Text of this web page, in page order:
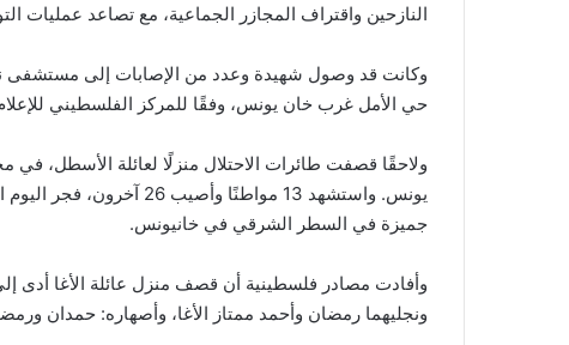
النازحين واقتراف المجازر الجماعية، مع تصاعد
وكانت قد وصول شهيدة وعدد من الإصابات إلى مستشفى
حي الأمل غرب خان يونس، وفقًا للمركز الفلسطيني
ولاحقًا قصفت طائرات الاحتلال منزلًا لعائلة الأسطل،
يونس. واستشهد 13 مواطنًا
جميزة في السطر الشرقي في خانيونس.
وأفادت مصادر فلسطينية أن قصف منزل عائلة الأغا أدى
ونجليهما رمضان وأحمد ممتاز الأغا، وأصهاره: حمدان